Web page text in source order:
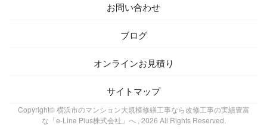
お問い合わせ
ブログ
オンラインお見積り
サイトマップ
Copyright© 横浜市のマンション大規模修繕工事なら改修工事の実績豊富
な「e-Line Plus株式会社」へ , 2026 All Rights Reserved.